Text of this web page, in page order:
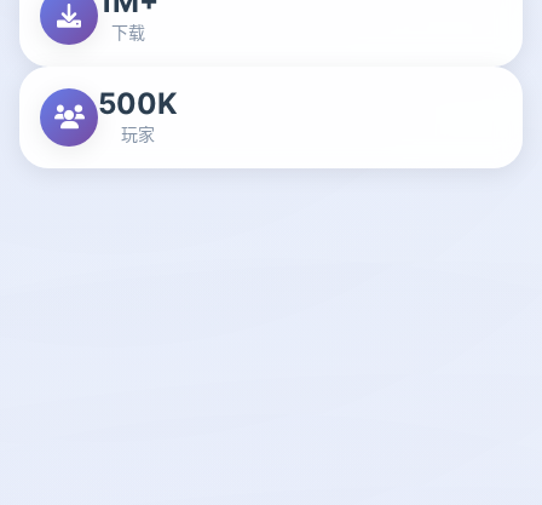
下载
500K
玩家